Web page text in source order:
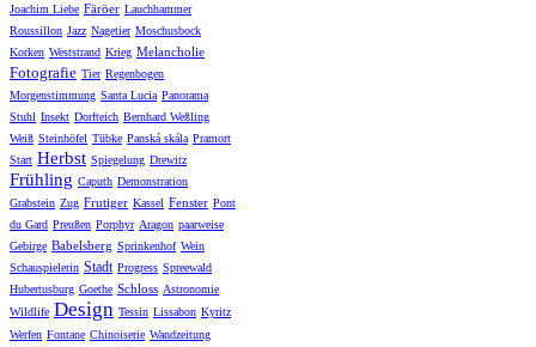
Joachim Liebe Färöer Lauchhammer
Roussillon Jazz Nagetier Moschusbock
Korken Weststrand Krieg Melancholie
Fotografie Tier Regenbogen
Morgenstimmung Santa Lucia Panorama
Stuhl Insekt Dorfteich Bernhard Weßling
Weiß Steinhöfel Tübke Panská skála Pramort
Start Herbst Spiegelung Drewitz
Frühling Caputh Demonstration
Grabstein Zug Frutiger Kassel Fenster Pont
du Gard Preußen Porphyr Aragon paarweise
Gebirge Babelsberg Sprinkenhof Wein
Schauspielerin Stadt Progress Spreewald
Hubertusburg Goethe Schloss Astronomie
Wildlife Design Tessin Lissabon Kyritz
Werfen Fontane Chinoiserie Wandzeitung